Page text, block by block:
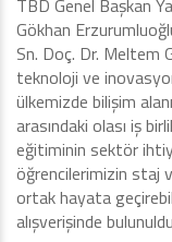
Gökhan
Sn. Doç. Dr. Meltem
teknoloji ve
ülkemizde bilişim
arasındaki olası iş
eğitiminin sektör
öğrencilerimizin staj
ortak hayata
alışverişinde